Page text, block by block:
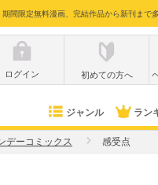
間限定無料漫画、完結作品から新刊まで
ログイン 初めての方へ
ジャンル ラン
デーコミックス 感受点